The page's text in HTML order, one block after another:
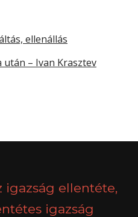
ellenállás
után – Ivan Krasztev
igazság ellentéte,
igazság